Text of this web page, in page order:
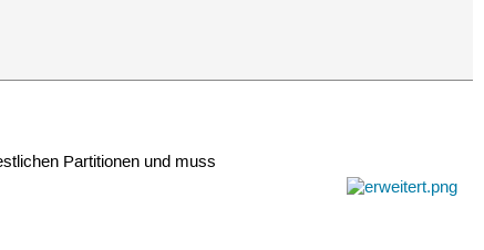
Partitionen und muss